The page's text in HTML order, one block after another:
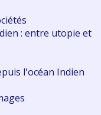
: entre utopie et
l'océan Indien